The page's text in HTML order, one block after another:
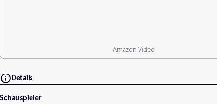
Amazon Video
Details
Schauspieler